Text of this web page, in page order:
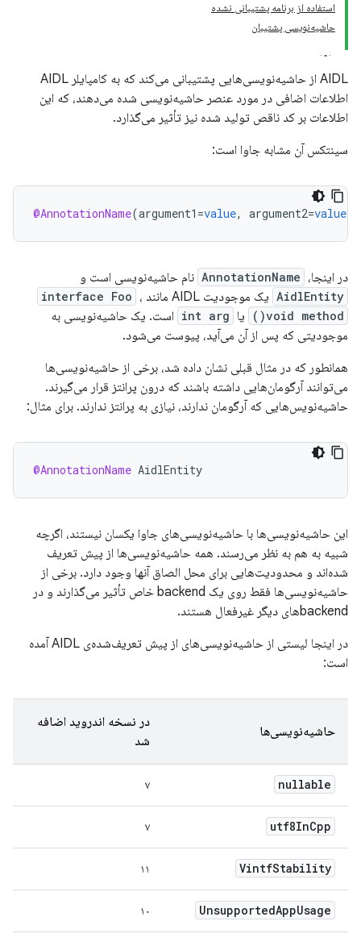
استفاده از برنامه پشتیبانی نشده
حاشیه‌نویسی پشتیبان
AIDL از حاشیه‌نویسی‌هایی پشتیبانی می‌کند که به کامپایلر AIDL
اطلاعات اضافی در مورد عنصر حاشیه‌نویسی شده می‌دهند، که این
اطلاعات بر کد ناقص تولید شده نیز تأثیر می‌گذارد.
سینتکس آن مشابه جاوا است:
@AnnotationName(argument1 =value, argument2=value
در اینجا، AnnotationName نام حاشیه‌نویسی است و
AidlEntity یک موجودیت AIDL مانند interface Foo ،
void method() یا int arg است. یک حاشیه‌نویسی به
موجودیتی که پس از آن می‌آید، پیوست می‌شود.
همانطور که در مثال قبلی نشان داده شد، برخی از حاشیه‌نویسی‌ها
می‌توانند آرگومان‌هایی داشته باشند که درون پرانتز قرار می‌گیرند.
حاشیه‌نویس‌هایی که آرگومان ندارند، نیازی به پرانتز ندارند. برای مثال:
@AnnotationName AidlEntity
این حاشیه‌نویسی‌ها با حاشیه‌نویسی‌های جاوا یکسان نیستند، اگرچه
شبیه به هم به نظر می‌رسند. همه حاشیه‌نویسی‌ها از پیش تعریف
شده‌اند و محدودیت‌هایی برای محل الصاق آنها وجود دارد. برخی از
حاشیه‌نویسی‌ها فقط روی یک backend خاص تأثیر می‌گذارند و در
backendهای دیگر غیرفعال هستند.
در اینجا لیستی از حاشیه‌نویسی‌های از پیش تعریف‌شده‌ی AIDL آمده
است:
حاشیه‌نویسی‌ها
در نسخه اندروید اضافه
شد
nullable ۷
utf8InCpp ۷
VintfStability ۱۱
UnsupportedAppUsage ۱۰